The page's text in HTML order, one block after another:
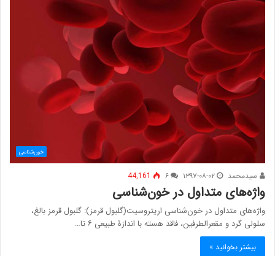
خون‌شناسی
سیدمحمد ۱۳۹۷-۰۸-۰۲ ۶ 44,161
واژه‌های متداول در خون‌شناسی
واژه‌های متداول در خون‌شناسی اریتروسیت(گلبول قرمز): گلبول قرمز بالغ،
سلولی گرد و مقعرالطرفین، فاقد هسته با اندازۀ طبیعی ۶ تا…
بیشتر بخوانید »